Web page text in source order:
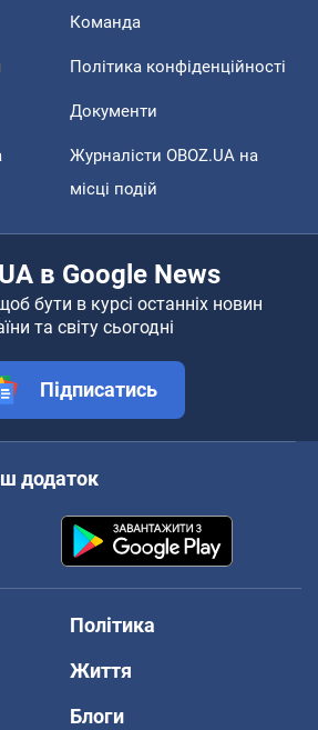
Команда
Політика конфіденційності
Документи
Журналісти OBOZ.UA на
місці подій
в Google News
бути в курсі останніх новин
та світу сьогодні
Підписатись
додаток
Політика
Життя
Блоги